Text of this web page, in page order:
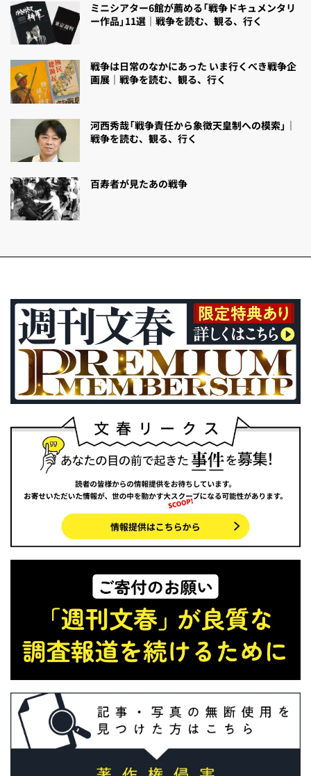
ミニシアター6館が薦める「戦争ドキュメンタリ
ー作品」11選｜戦争を読む、観る、行く
戦争は日常のなかにあった いま行くべき戦争企
画展｜戦争を読む、観る、行く
河西秀哉「戦争責任から象徴天皇制への模索」｜
戦争を読む、観る、行く
百寿者が見たあの戦争